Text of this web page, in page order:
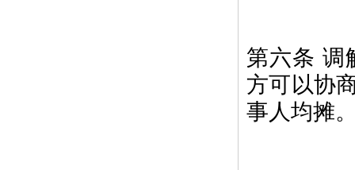
第六条 调
方可以协
事人均摊